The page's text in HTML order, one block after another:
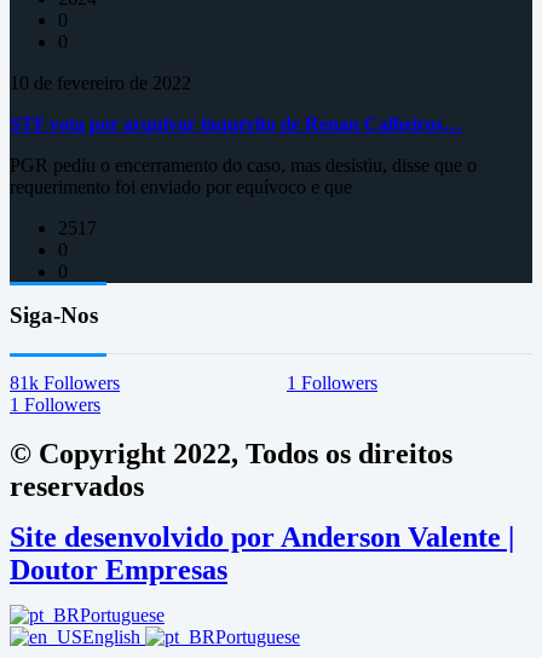
0
0
10 de fevereiro de 2022
STF vota por arquivar inquérito de Renan Calheiros…
PGR pediu o encerramento do caso, mas desistiu, disse que o
requerimento foi enviado por equívoco e que
2517
0
0
Siga-Nos
81k Followers 1 Followers
1 Followers
© Copyright 2022, Todos os direitos
reservados
Site desenvolvido por Anderson Valente |
Doutor Empresas
Portuguese
English
Portuguese